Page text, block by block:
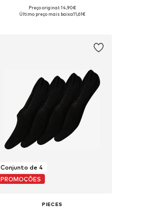
Disponível em vários tamanhos
Preço original: 14,90€
Último preço mais baixo:11,61€
Conjunto de 4
PROMOÇÕES
PIECES